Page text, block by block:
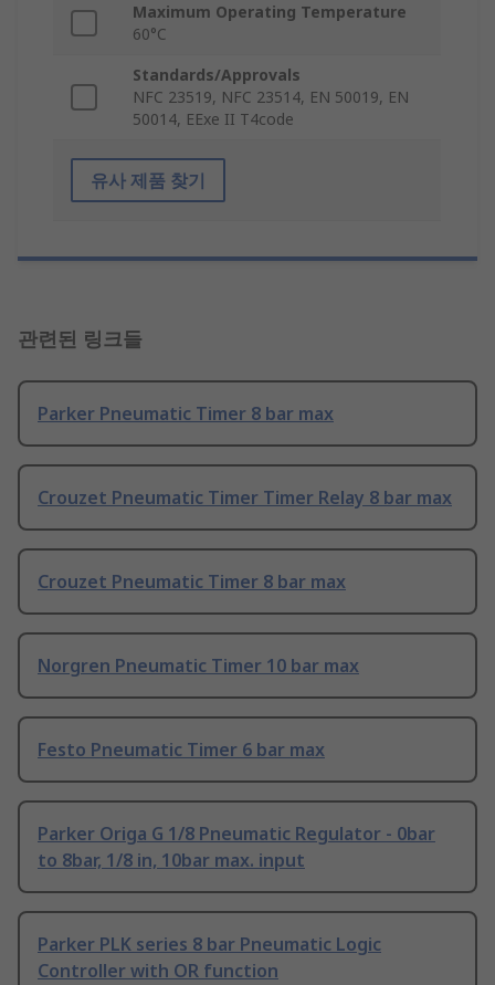
Maximum Operating Temperature
60°C
Standards/Approvals
NFC 23519, NFC 23514, EN 50019, EN
50014, EExe II T4code
유사 제품 찾기
관련된 링크들
Parker Pneumatic Timer 8 bar max
Crouzet Pneumatic Timer Timer Relay 8 bar max
Crouzet Pneumatic Timer 8 bar max
Norgren Pneumatic Timer 10 bar max
Festo Pneumatic Timer 6 bar max
Parker Origa G 1/8 Pneumatic Regulator - 0bar
to 8bar, 1/8 in, 10bar max. input
Parker PLK series 8 bar Pneumatic Logic
Controller with OR function